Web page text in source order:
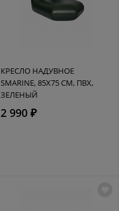
КРЕСЛО НАДУВНОЕ
SMARINE, 85Х75 СМ, ПВХ,
ЗЕЛЕНЫЙ
2 990 ₽